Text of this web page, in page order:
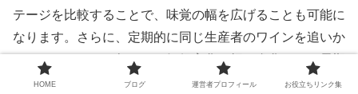
テージを比較することで、味覚の幅を広げることも可能に
なります。さらに、定期的に同じ生産者のワインを追いか
けることで、その年ごとの気候変化や畑の進化など、長期
的な視点でワインを楽しむという新たな視座も得られるで
HOME ブログ 運営者プロフィール お役立ちリンク集